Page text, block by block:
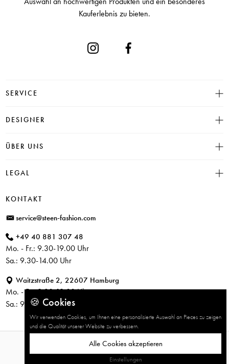
Kauferlebnis zu bieten.
SERVICE
Größentabelle
Häufige Fragen
Rücksendung
DESIGNER
INSIEME
JUVIA
CANDICE COOPER
+ Mehr Designer
ÜBER UNS
Historie
LEGAL
Impressum
KONTAKT
service@steen-fashion.com
+49 40 881 307 48
Mo. - Fr.: 9.30-19.00 Uhr
Sa.: 9.30-14.00 Uhr
Waitzstraße 2, 22607 Hamburg
Mo. - Fr.: 9.30-19.00 Uhr
Sa.: 9.30-14.00 Uhr
© 2026 STEEN FASHION
🍪 Cookies
Wir verwenden Cookies, um Ihnen eine personalisierte Auswahl an Pieces zu zeigen
und die Qualität unserer Website zu verbessern.
Alle Cookies akzeptieren
Einstellungen